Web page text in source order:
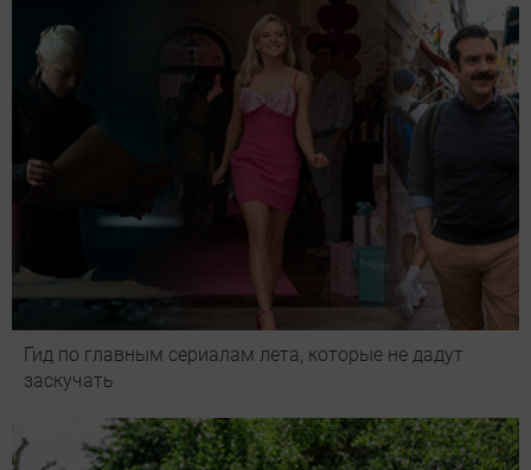
Гид по главным сериалам лета, которые не дадут
заскучать